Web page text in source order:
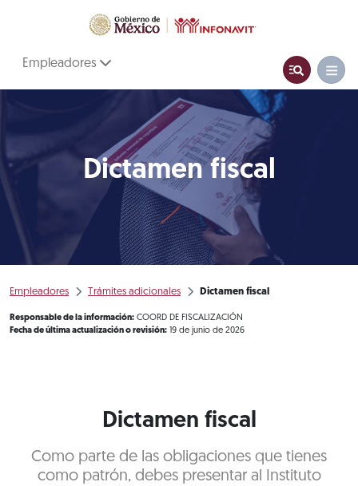
Empleadores
Dictamen fiscal
Empleadores Trámites adicionales Dictamen fiscal
Responsable de la información: COORD DE FISCALIZACIÓN
Fecha de última actualización o revisión: 19 de junio de 2026
Dictamen fiscal
Como parte de las obligaciones que tienes
como patrón, debes presentar al Instituto